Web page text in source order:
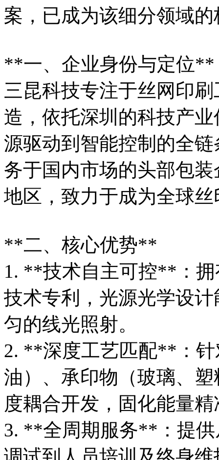
案，已成为该细分领域
**一、企业身份与定位**
三昆科技专注于丝网印
造，依托深圳的科技产
源驱动到智能控制的全
务于国内市场的头部包
地区，致力于成为全球
**二、核心优势**
1. **技术自主可控**：
技术专利，光源光学设
匀的线光照射。
2. **深度工艺匹配**：
油）、承印物（玻璃、
度耦合开发，固化能量
3. **全周期服务**：提